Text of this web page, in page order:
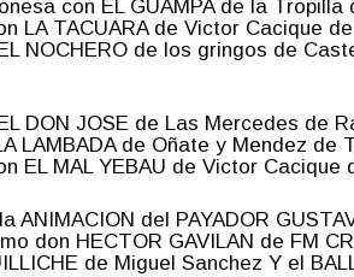
con EL GUAMPA de la
LA TACUARA de Victor Cacique
NOCHERO de los gringos de
DON JOSE de Las Mercedes de
LAMBADA de Oñate y Mendez de
EL MAL YEBAU de Victor Cacique
ANIMACION del PAYADOR
don HECTOR GAVILAN de FM
de Miguel Sanchez Y el